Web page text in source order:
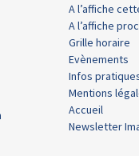
A l’affiche
A l’affiche
Grille horaire
Evènements
Infos
Mentions
Accueil
Newsletter